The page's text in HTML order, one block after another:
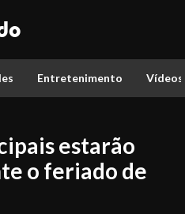
Entretenimento Vídeos
estarão
o feriado de